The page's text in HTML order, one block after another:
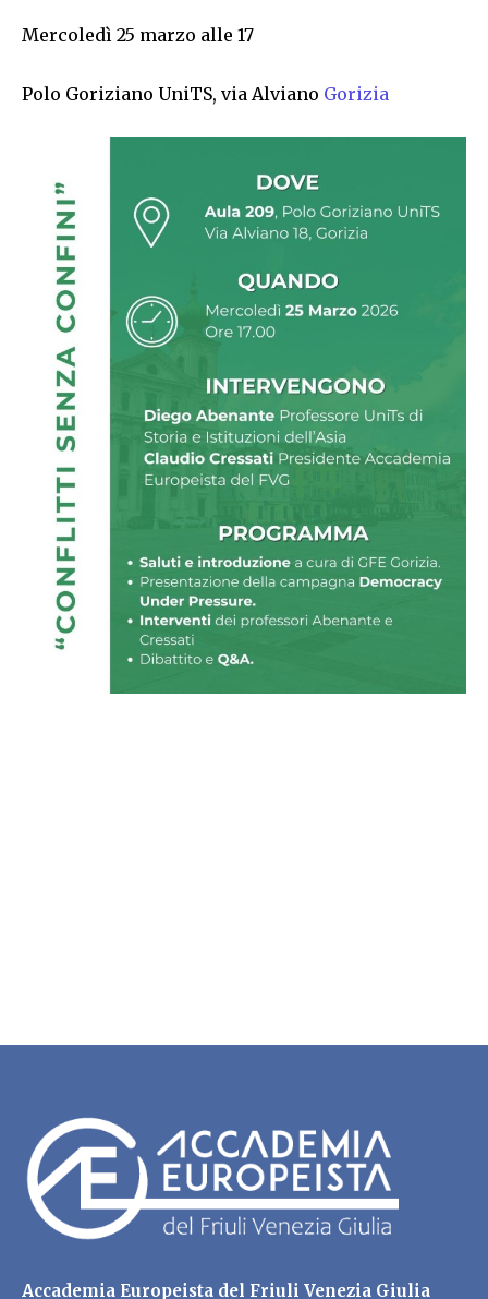
Mercoledì 25 marzo alle 17
Polo Goriziano UniTS, via Alviano Gorizia
Accademia Europeista del Friuli Venezia Giulia